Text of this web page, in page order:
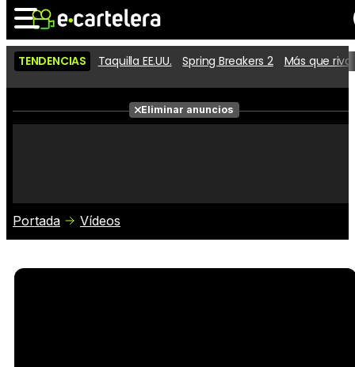
Noticias Cartelera
Películas
Críticas
TENDENCIAS Taquilla EE.UU. Spring Breakers 2 Más que
Eliminar anuncios
Portada Vídeos